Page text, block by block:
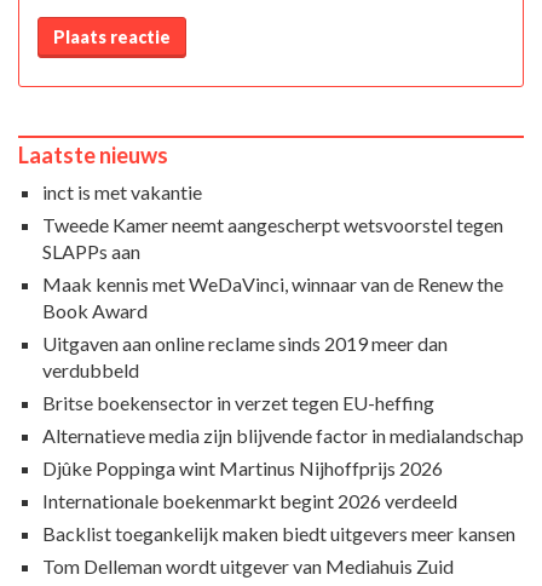
Plaats reactie
Laatste nieuws
inct is met vakantie
Tweede Kamer neemt aangescherpt wetsvoorstel tegen
SLAPPs aan
Maak kennis met WeDaVinci, winnaar van de Renew the
Book Award
Uitgaven aan online reclame sinds 2019 meer dan
verdubbeld
Britse boekensector in verzet tegen EU-heffing
Alternatieve media zijn blijvende factor in medialandschap
Djûke Poppinga wint Martinus Nijhoffprijs 2026
Internationale boekenmarkt begint 2026 verdeeld
Backlist toegankelijk maken biedt uitgevers meer kansen
Tom Delleman wordt uitgever van Mediahuis Zuid